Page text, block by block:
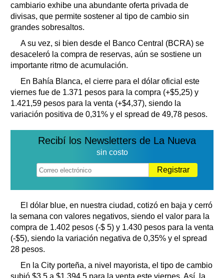
cambiario exhibe una abundante oferta privada de
divisas, que permite sostener al tipo de cambio sin
grandes sobresaltos.
A su vez, si bien desde el Banco Central (BCRA) se
desaceleró la compra de reservas, aún se sostiene un
importante ritmo de acumulación.
En Bahía Blanca, el cierre para el dólar oficial este
viernes fue de 1.371 pesos para la compra (+$5,25) y
1.421,59 pesos para la venta (+$4,37), siendo la
variación positiva de 0,31% y el spread de 49,78 pesos.
Recibí los Newsletters de La Nueva
sin costo
Registrar
El dólar blue, en nuestra ciudad, cotizó en baja y cerró
la semana con valores negativos, siendo el valor para la
compra de 1.402 pesos (-$ 5) y 1.430 pesos para la venta
(-$5), siendo la variación negativa de 0,35% y el spread
28 pesos.
En la City porteña, a nivel mayorista, el tipo de cambio
subió $3,5 a $1.394,5 para la venta este viernes. Así, la